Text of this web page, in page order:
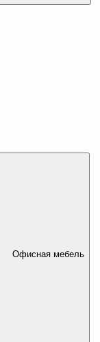
Офисная мебель